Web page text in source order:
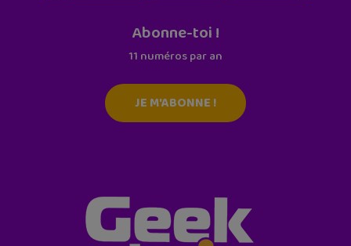
Abonne-toi !
11 numéros par an
JE M'ABONNE !